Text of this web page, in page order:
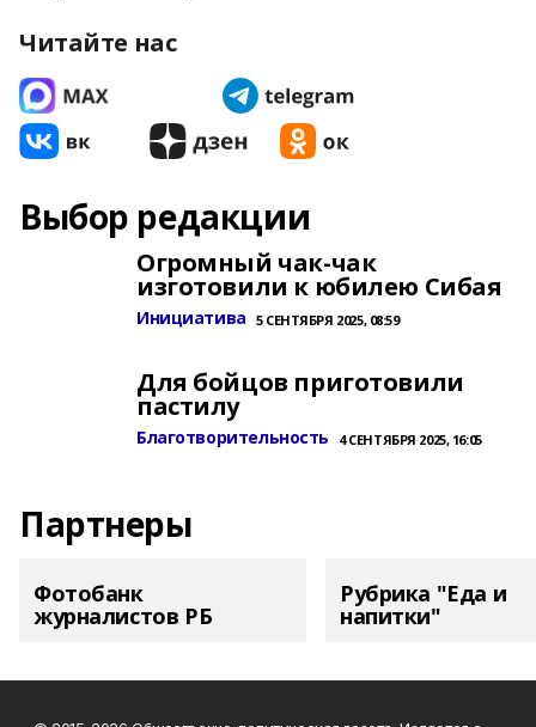
Читайте нас
Выбор редакции
Огромный чак-чак
изготовили к юбилею Сибая
Инициатива 5 СЕНТЯБРЯ 2025, 08:59
Для бойцов приготовили
пастилу
Благотворительность 4 СЕНТЯБРЯ 2025, 16:05
Партнеры
Фотобанк
журналистов РБ
Рубрика "Еда и
напитки"